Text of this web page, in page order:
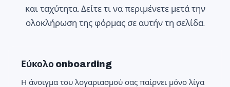
και ταχύτητα. Δείτε τι να περιμένετε μετά την
ολοκλήρωση της φόρμας σε αυτήν τη σελίδα.
Εύκολο onboarding
Η άνοιγμα του λογαριασμού σας παίρνει μόνο λίγα